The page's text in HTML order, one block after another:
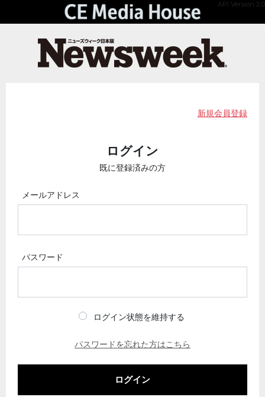
API Version 2.0
新規会員登録
ログイン
既に登録済みの方
メールアドレス
パスワード
ログイン状態を維持する
パスワードを忘れた方はこちら
ログイン